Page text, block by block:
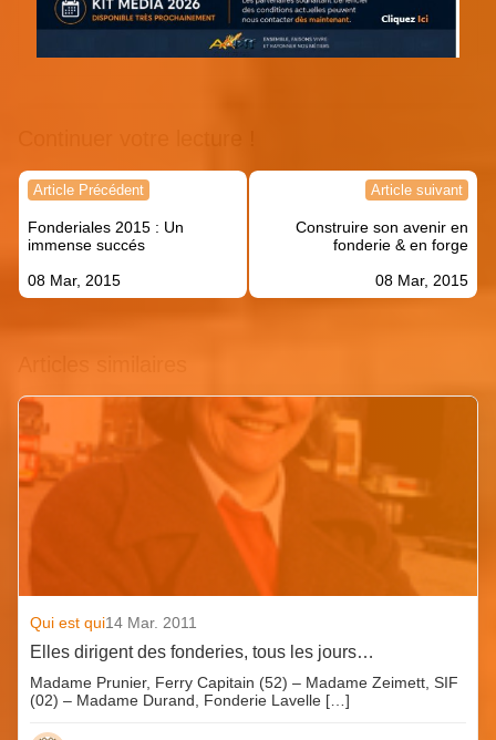
Navigation
l’article
Article Précédent
Fonderiales 2015 : Un
immense succés
08 Mar, 2015
Article suivant
Construire son avenir en
fonderie & en forge
08 Mar, 2015
Qui est qui14 Mar. 2011
Elles dirigent des fonderies, tous les jours…
Madame Prunier, Ferry Capitain (52) – Madame Zeimett, SIF
(02) – Madame Durand, Fonderie Lavelle […]